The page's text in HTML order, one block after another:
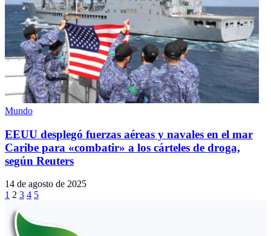
Mundo
EEUU desplegó fuerzas aéreas y navales en el mar
Caribe para «combatir» a los cárteles de droga,
según Reuters
14 de agosto de 2025
1 2 3 4 5